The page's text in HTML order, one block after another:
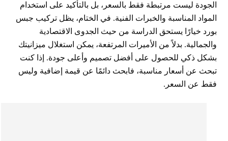
الجودة ليست مرتبطة فقط بالسعر، بل بالتأكيد على استخدام
المواد المناسبة والخبرات الفنية. في الختام، يظل تركيب جبس
بورد خيارًا يستحق الدراسة من حيث الجدوى الاقتصادية
والجمالية. بدلاً من الأميرات المرتفعة، يمكن استغلال ميزانيتك
بشكل ذكي للحصول على أفضل تصميم وأعلى جودة. إذا كنت
تبحث عن أسعار مناسبة، فابحث دائمًا عن قيمة إضافية وليس
فقط عن السعر.